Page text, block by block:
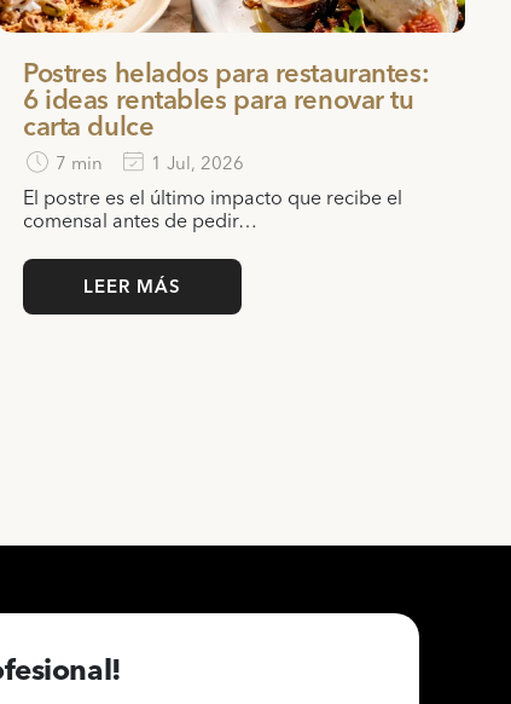
Postres helados para restaurantes:
6 ideas rentables para renovar tu
carta dulce
7 min 1 Jul, 2026
El postre es el último impacto que recibe el
comensal antes de pedir…
LEER MÁS